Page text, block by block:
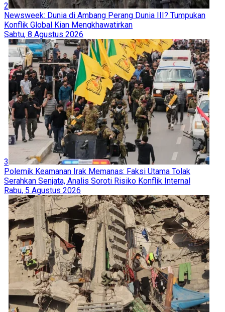
2
Newsweek: Dunia di Ambang Perang Dunia III? Tumpukan
Konflik Global Kian Mengkhawatirkan
Sabtu, 8 Agustus 2026
3
Polemik Keamanan Irak Memanas: Faksi Utama Tolak
Serahkan Senjata, Analis Soroti Risiko Konflik Internal
Rabu, 5 Agustus 2026